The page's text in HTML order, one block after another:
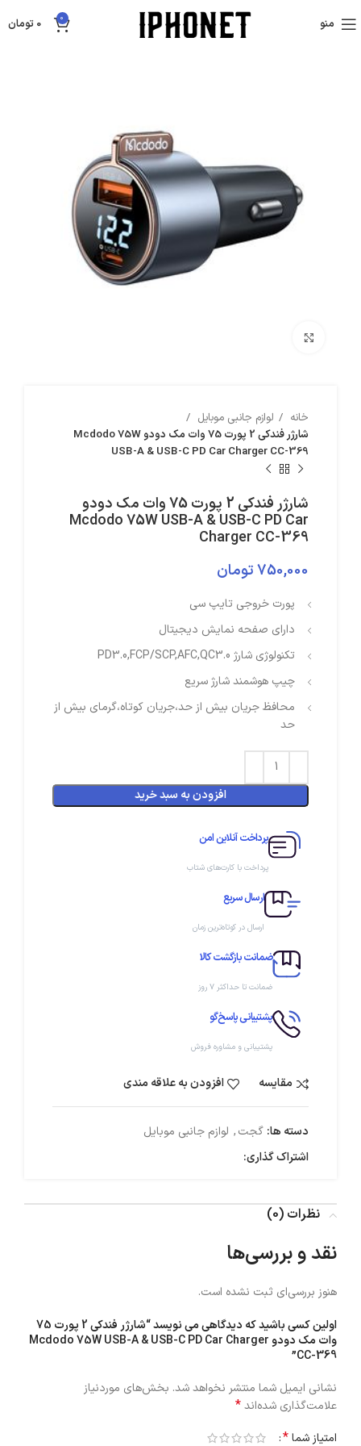
منو 0
0 تومان
خانه
لوازم جانبی موبایل
شارژر فندکی 2 پورت 75 وات مک دودو Mcdodo 75W
USB-A & USB-C PD Car Charger CC-369
شارژر فندکی 2 پورت 75 وات مک دودو
Mcdodo 75W USB-A & USB-C PD Car
Charger CC-369
750,000تومان
پورت خروجی تایپ سی
دارای صفحه نمایش دیجیتال
تکنولوژی شارژ PD3.0,FCP/SCP,AFC,QC3.0
چیپ هوشمند شارژ سریع
محافظ جریان بیش از حد،جریان کوتاه،گرمای بیش از
حد
افزودن به سبد خرید
پرداخت آنلاین امن
پرداخت با کارت‌های شتاب
ارسال سریع
ارسال در کوتاه‌ترین زمان
ضمانت بازگشت کالا
ضمانت تا حداکثر ۷ روز
پشتیبانی پاسخ‌گو
پشتیبانی و مشاوره فروش
مقایسه افزودن به علاقه مندی
دسته ها: گجت, لوازم جانبی موبایل
اشتراک گذاری:
نظرات (0)
نقد و بررسی‌ها
هنوز بررسی‌ای ثبت نشده است.
اولین کسی باشید که دیدگاهی می نویسد “شارژر فندکی 2 پورت 75
وات مک دودو Mcdodo 75W USB-A & USB-C PD Car Charger
CC-369”
نشانی ایمیل شما منتشر نخواهد شد. بخش‌های موردنیاز
علامت‌گذاری شده‌اند*
امتیاز شما*